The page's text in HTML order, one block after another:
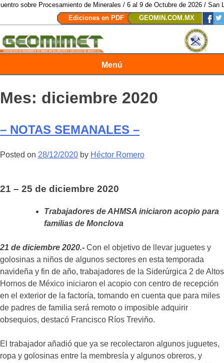
de Minerales / 6 al 9 de Octubre de 2026 / San Luis Potosí,
Ediciones en PDF
GEOMIN.COM.MX
Menú
Mes: diciembre 2020
– NOTAS SEMANALES –
Posted on 28/12/2020 by Héctor Romero
21 – 25 de diciembre 2020
Trabajadores de AHMSA iniciaron acopio para
familias de Monclova
21 de diciembre 2020.- Con el objetivo de llevar juguetes y
golosinas a niños de algunos sectores en esta temporada
navideña y fin de año, trabajadores de la Siderúrgica 2 de Altos
Hornos de México iniciaron el acopio con centro de recepción
en el exterior de la factoría, tomando en cuenta que para miles
de padres de familia será remoto o imposible adquirir
obsequios, destacó Francisco Ríos Treviño.
El trabajador añadió que ya se recolectaron algunos juguetes,
ropa y golosinas entre la membresía y algunos obreros, y